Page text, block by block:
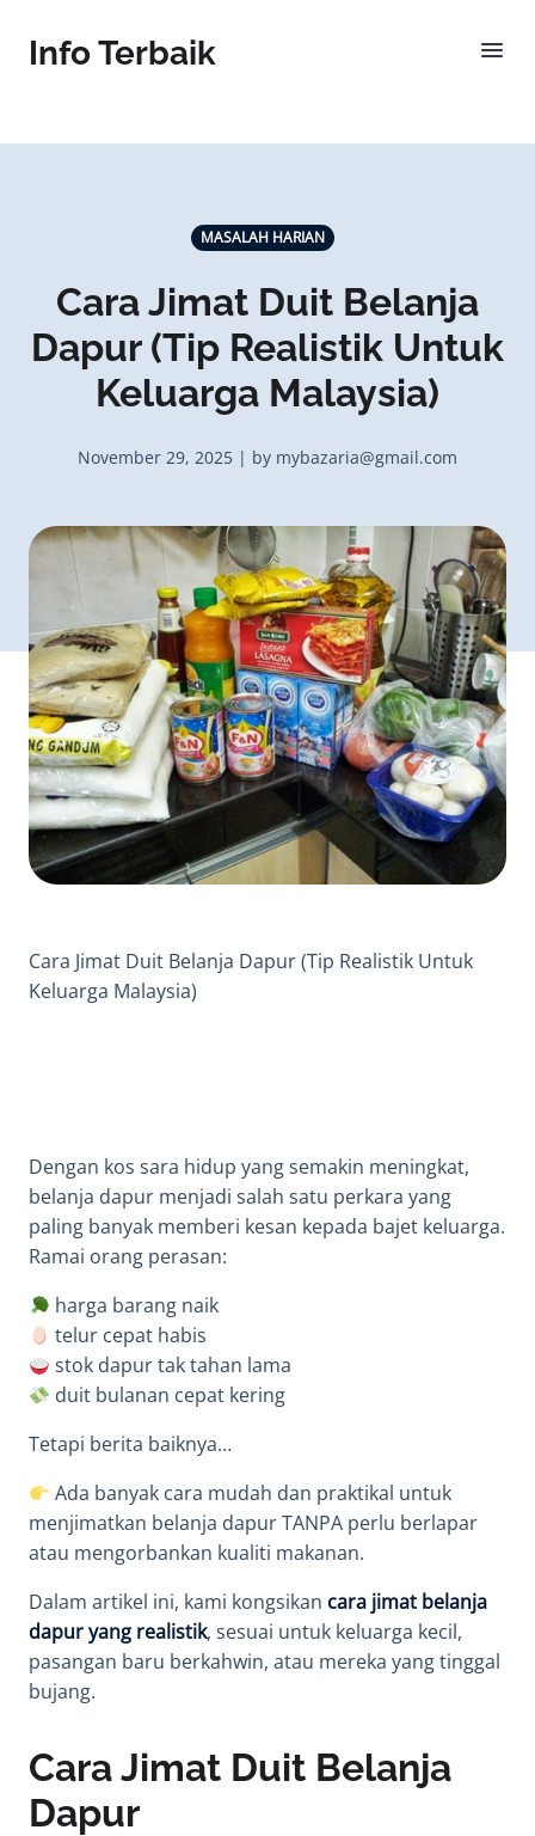
Info Terbaik
MASALAH HARIAN
Cara Jimat Duit Belanja
Dapur (Tip Realistik Untuk
Keluarga Malaysia)
November 29, 2025 | by mybazaria@gmail.com
Cara Jimat Duit Belanja Dapur (Tip Realistik Untuk
Keluarga Malaysia)
Dengan kos sara hidup yang semakin meningkat,
belanja dapur menjadi salah satu perkara yang
paling banyak memberi kesan kepada bajet keluarga.
Ramai orang perasan:
harga barang naik
telur cepat habis
stok dapur tak tahan lama
duit bulanan cepat kering
Tetapi berita baiknya…
Ada banyak cara mudah dan praktikal untuk
menjimatkan belanja dapur TANPA perlu berlapar
atau mengorbankan kualiti makanan.
Dalam artikel ini, kami kongsikan cara jimat belanja
dapur yang realistik, sesuai untuk keluarga kecil,
pasangan baru berkahwin, atau mereka yang tinggal
bujang.
Cara Jimat Duit Belanja
Dapur